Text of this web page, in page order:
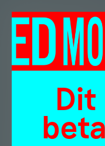
Dit